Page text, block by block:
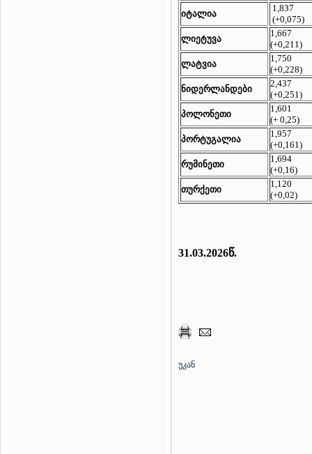
იტალია
1,837
(+0,075)
ლიეტუვა
1,667
(+0,211)
ლატვია
1,750
(+0,228)
ნიდერლანდები
2,437
(+0,251)
პოლონეთი
1,601
(+ 0,25)
პორტუგალია
1,957
(+0,161)
რუმინეთი
1,694
(+0,16)
თურქეთი
1,120
(+0,02)
31.03.2026წ.
უკან